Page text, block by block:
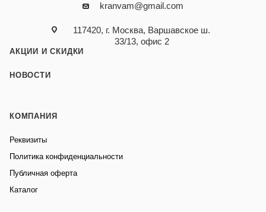
kranvam@gmail.com
117420, г. Москва, Варшавское ш.
33/13, офис 2
АКЦИИ И СКИДКИ
НОВОСТИ
КОМПАНИЯ
Реквизиты
Политика конфиденциальности
Публичная оферта
Каталог